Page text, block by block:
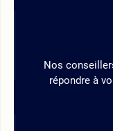
Nos
répondre à